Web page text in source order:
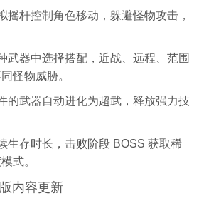
摇杆控制角色移动，躲避怪物攻击，
武器中选择搭配，近战、远程、范围
怪物威胁。
的武器自动进化为超武，释放强力技
生存时长，击败阶段 BOSS 获取稀
式。
内容更新